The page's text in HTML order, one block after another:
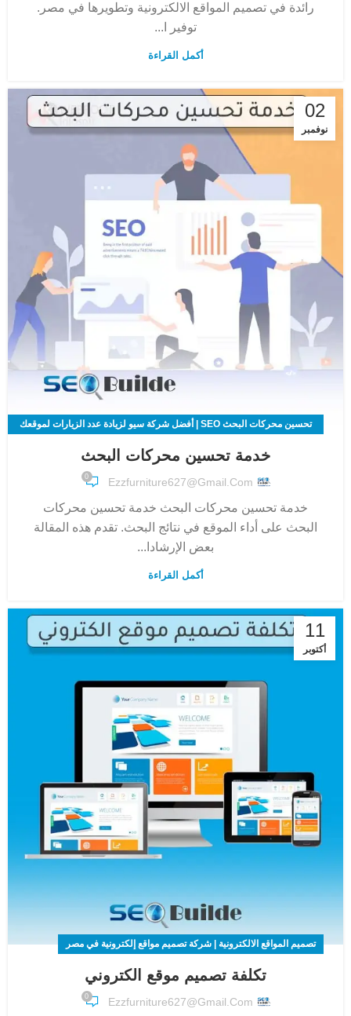
رائدة في تصميم المواقع الالكترونية وتطويرها في مصر.
توفير ا...
أكمل القراءة
02
نوفمبر
تحسين محركات البحث SEO | أفضل شركة سيو لزيادة عدد الزيارات لموقعك
خدمة تحسين محركات البحث
Ezzfurniture627@gmail.com
0
خدمة تحسين محركات البحث خدمة تحسين محركات
البحث على أداء الموقع في نتائج البحث. تقدم هذه المقالة
بعض الإرشادا...
أكمل القراءة
11
أكتوبر
تصميم المواقع الالكترونية | شركة تصميم مواقع إلكترونية في مصر
تكلفة تصميم موقع الكتروني
Ezzfurniture627@gmail.com
0